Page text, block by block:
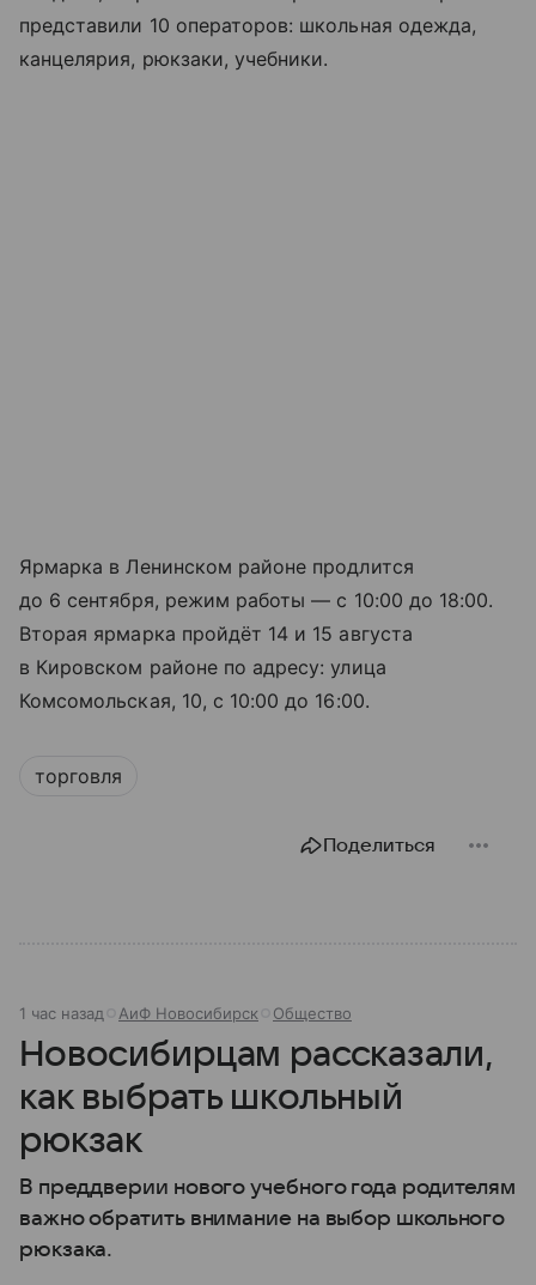
представили 10 операторов: школьная одежда,
канцелярия, рюкзаки, учебники.
Ярмарка в Ленинском районе продлится
до 6 сентября, режим работы — с 10:00 до 18:00.
Вторая ярмарка пройдёт 14 и 15 августа
в Кировском районе по адресу: улица
Комсомольская, 10, с 10:00 до 16:00.
торговля
Поделиться
1 час назад АиФ Новосибирск Общество
Новосибирцам рассказали,
как выбрать школьный
рюкзак
В преддверии нового учебного года родителям
важно обратить внимание на выбор школьного
рюкзака.